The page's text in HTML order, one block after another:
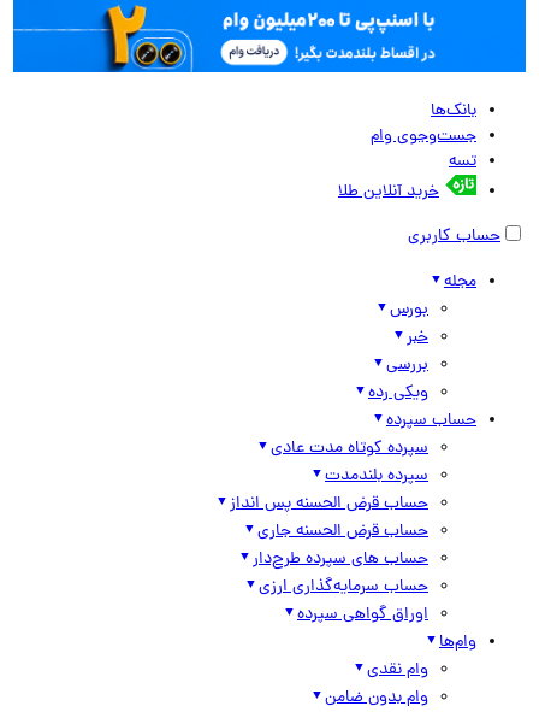
بانک‌ها
جست‌وجوی وام
تسه
خرید آنلاین طلا
حساب کاربری
مجله
بورس
خبر
بررسی
ویکی رده
حساب سپرده
سپرده کوتاه مدت عادی
سپرده بلندمدت
حساب قرض الحسنه پس انداز
حساب قرض الحسنه جاری
حساب های سپرده طرح‌دار
حساب سرمایه‌گذاری ارزی
اوراق گواهی سپرده
وام‌ها
وام نقدی
وام بدون ضامن